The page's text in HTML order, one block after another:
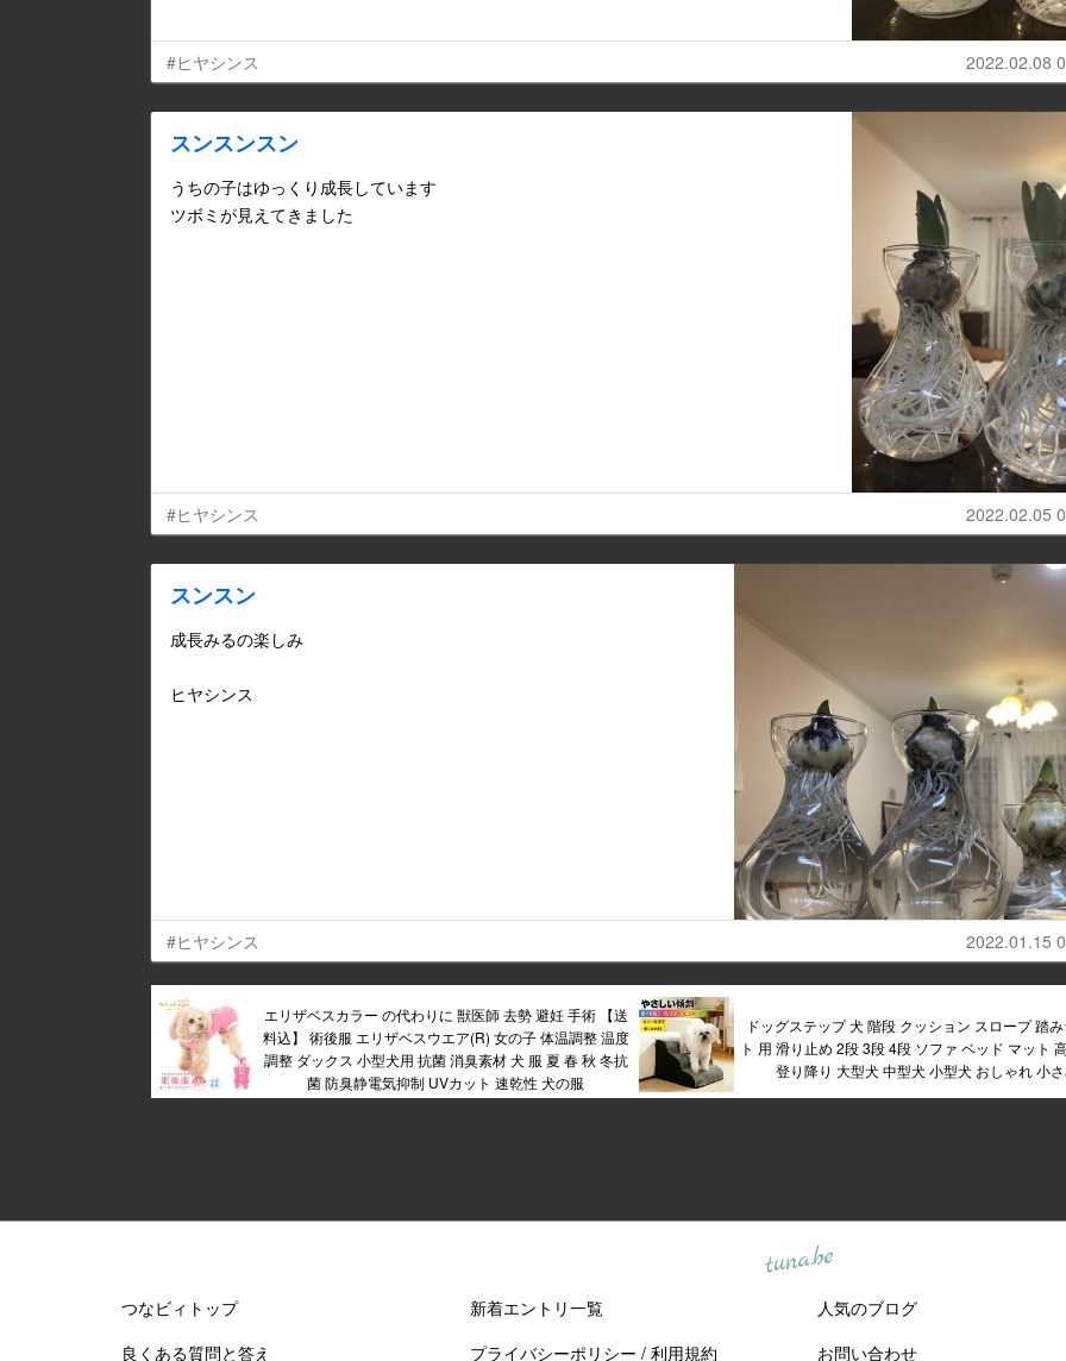
#ヒヤシンス 2022.02.08
スンスンスン
うちの子はゆっくり成長しています
ツボミが見えてきました
#ヒヤシンス 2022.02.05
スンスン
成長みるの楽しみ
ヒヤシンス
#ヒヤシンス 2022.01.15
エリザベスカラー の代わりに 獣医師 去勢 避妊 手術 【送
料込】 術後服 エリザベスウエア(R) 女の子 体温調整 温度
調整 ダックス 小型犬用 抗菌 消臭素材 犬 服 夏 春 秋 冬抗
菌 防臭静電気抑制 UVカット 速乾性 犬の服
ドッグステップ 犬 階段 クッション スロープ 踏
ト 用 滑り止め 2段 3段 4段 ソファ ベッド マット
登り降り 大型犬 中型犬 小型犬 おしゃれ 小
tuna.be
つなビィトップ 新着エントリ一覧
人気のブログ
良くある質問と答え
プライバシーポリシー / 利用規約 お問い合わせ